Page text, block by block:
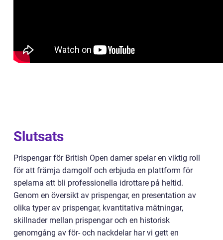
Slutsats
Prispengar för British Open damer spelar en viktig roll
för att främja damgolf och erbjuda en plattform för
spelarna att bli professionella idrottare på heltid.
Genom en översikt av prispengar, en presentation av
olika typer av prispengar, kvantitativa mätningar,
skillnader mellan prispengar och en historisk
genomgång av för- och nackdelar har vi gett en